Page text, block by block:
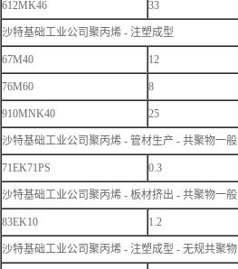
612MK46 33
沙特基础工业公司聚丙烯 - 注塑成型
67M40 12
76M60 8
910MNK40 25
沙特基础工业公司聚丙烯 - 管材生产 - 共聚物一般
71EK71PS 0.3
沙特基础工业公司聚丙烯 - 板材挤出 - 共聚物一般
83EK10 1.2
沙特基础工业公司聚丙烯 - 注塑成型 - 无规共聚物